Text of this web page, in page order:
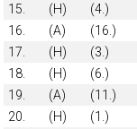
15.
(H) (4.)
16.
(A) (16.)
17.
(H) (3.)
18.
(H) (6.)
19.
(A) (11.)
20.
(H) (1.)